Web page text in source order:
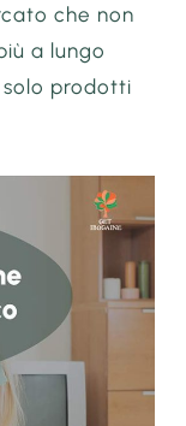
che non
a lungo
solo prodotti